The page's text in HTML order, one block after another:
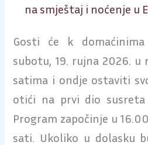
na smještaj i noćenje u
Gosti će k
subotu, 19. rujna 2026. u
satima i ondje ostaviti
otići na prvi dio susreta
Program započinje u
sati. Ukoliko u dolasku